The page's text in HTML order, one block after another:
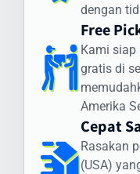
Kejelasan dan
Intrasia.id memiliki
Anda memantau status
begitu, Anda selalu
dan status paket Anda
Cara Kirim
(USA) dengan
dengan
Free
Kami siap
gratis di
Amerika
Cepat
Rasakan
(USA)